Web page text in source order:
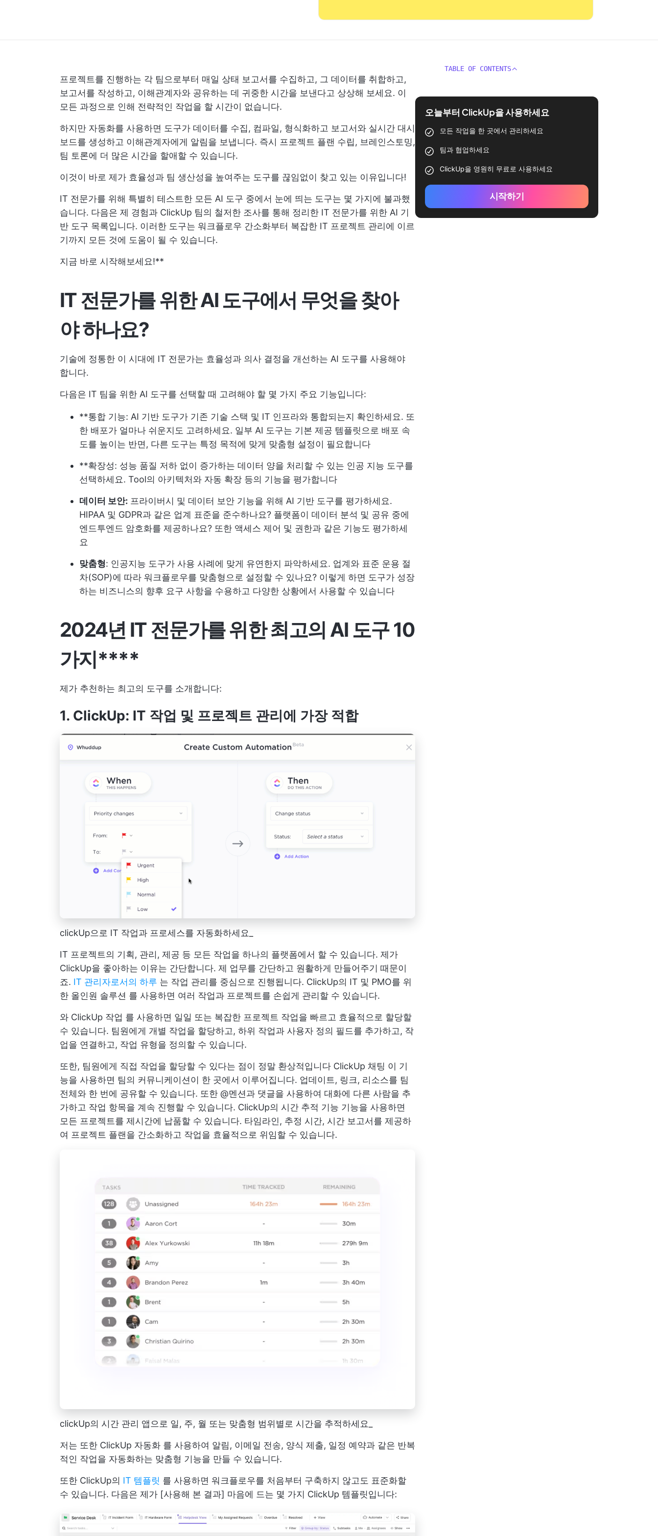
프로젝트를 진행하는 각 팀으로부터 매일 상태 보고서를 수집하고, 그 데이터를 취합하고,
보고서를 작성하고, 이해관계자와 공유하는 데 귀중한 시간을 보낸다고 상상해 보세요. 이
모든 과정으로 인해 전략적인 작업을 할 시간이 없습니다.
하지만 자동화를 사용하면 도구가 데이터를 수집, 컴파일, 형식화하고 보고서와 실시간 대시
보드를 생성하고 이해관계자에게 알림을 보냅니다. 즉시 프로젝트 플랜 수립, 브레인스토밍,
팀 토론에 더 많은 시간을 할애할 수 있습니다.
이것이 바로 제가 효율성과 팀 생산성을 높여주는 도구를 끊임없이 찾고 있는 이유입니다!
IT 전문가를 위해 특별히 테스트한 모든 AI 도구 중에서 눈에 띄는 도구는 몇 가지에 불과했
습니다. 다음은 제 경험과 ClickUp 팀의 철저한 조사를 통해 정리한 IT 전문가를 위한 AI 기
반 도구 목록입니다. 이러한 도구는 워크플로우 간소화부터 복잡한 IT 프로젝트 관리에 이르
기까지 모든 것에 도움이 될 수 있습니다.
지금 바로 시작해보세요!**
IT 전문가를 위한 AI 도구에서 무엇을 찾아
야 하나요?
기술에 정통한 이 시대에 IT 전문가는 효율성과 의사 결정을 개선하는 AI 도구를 사용해야
합니다.
다음은 IT 팀을 위한 AI 도구를 선택할 때 고려해야 할 몇 가지 주요 기능입니다:
**통합 기능: AI 기반 도구가 기존 기술 스택 및 IT 인프라와 통합되는지 확인하세요. 또
한 배포가 얼마나 쉬운지도 고려하세요. 일부 AI 도구는 기본 제공 템플릿으로 배포 속
도를 높이는 반면, 다른 도구는 특정 목적에 맞게 맞춤형 설정이 필요합니다
**확장성: 성능 품질 저하 없이 증가하는 데이터 양을 처리할 수 있는 인공 지능 도구를
선택하세요. Tool의 아키텍처와 자동 확장 등의 기능을 평가합니다
데이터 보안: 프라이버시 및 데이터 보안 기능을 위해 AI 기반 도구를 평가하세요.
HIPAA 및 GDPR과 같은 업계 표준을 준수하나요? 플랫폼이 데이터 분석 및 공유 중에
엔드투엔드 암호화를 제공하나요? 또한 액세스 제어 및 권한과 같은 기능도 평가하세
요
맞춤형: 인공지능 도구가 사용 사례에 맞게 유연한지 파악하세요. 업계와 표준 운용 절
차(SOP)에 따라 워크플로우를 맞춤형으로 설정할 수 있나요? 이렇게 하면 도구가 성장
하는 비즈니스의 향후 요구 사항을 수용하고 다양한 상황에서 사용할 수 있습니다
2024년 IT 전문가를 위한 최고의 AI 도구 10
가지****
제가 추천하는 최고의 도구를 소개합니다:
1. ClickUp: IT 작업 및 프로젝트 관리에 가장 적합
clickUp으로 IT 작업과 프로세스를 자동화하세요_
IT 프로젝트의 기획, 관리, 제공 등 모든 작업을 하나의 플랫폼에서 할 수 있습니다. 제가
ClickUp을 좋아하는 이유는 간단합니다. 제 업무를 간단하고 원활하게 만들어주기 때문이
죠. IT 관리자로서의 하루 는 작업 관리를 중심으로 진행됩니다. ClickUp의 IT 및 PMO를 위
한 올인원 솔루션 를 사용하면 여러 작업과 프로젝트를 손쉽게 관리할 수 있습니다.
와 ClickUp 작업 를 사용하면 일일 또는 복잡한 프로젝트 작업을 빠르고 효율적으로 할당할
수 있습니다. 팀원에게 개별 작업을 할당하고, 하위 작업과 사용자 정의 필드를 추가하고, 작
업을 연결하고, 작업 유형을 정의할 수 있습니다.
또한, 팀원에게 직접 작업을 할당할 수 있다는 점이 정말 환상적입니다 ClickUp 채팅 이 기
능을 사용하면 팀의 커뮤니케이션이 한 곳에서 이루어집니다. 업데이트, 링크, 리소스를 팀
전체와 한 번에 공유할 수 있습니다. 또한 @멘션과 댓글을 사용하여 대화에 다른 사람을 추
가하고 작업 항목을 계속 진행할 수 있습니다. ClickUp의 시간 추적 기능 기능을 사용하면
모든 프로젝트를 제시간에 납품할 수 있습니다. 타임라인, 추정 시간, 시간 보고서를 제공하
여 프로젝트 플랜을 간소화하고 작업을 효율적으로 위임할 수 있습니다.
clickUp의 시간 관리 앱으로 일, 주, 월 또는 맞춤형 범위별로 시간을 추적하세요_
저는 또한 ClickUp 자동화 를 사용하여 알림, 이메일 전송, 양식 제출, 일정 예약과 같은 반복
적인 작업을 자동화하는 맞춤형 기능을 만들 수 있습니다.
또한 ClickUp의 IT 템플릿 를 사용하면 워크플로우를 처음부터 구축하지 않고도 표준화할
수 있습니다. 다음은 제가 [사용해 본 결과] 마음에 드는 몇 가지 ClickUp 템플릿입니다:
TABLE OF CONTENTS
오늘부터 ClickUp을 사용하세요
모든 작업을 한 곳에서 관리하세요
팀과 협업하세요
ClickUp을 영원히 무료로 사용하세요
시작하기